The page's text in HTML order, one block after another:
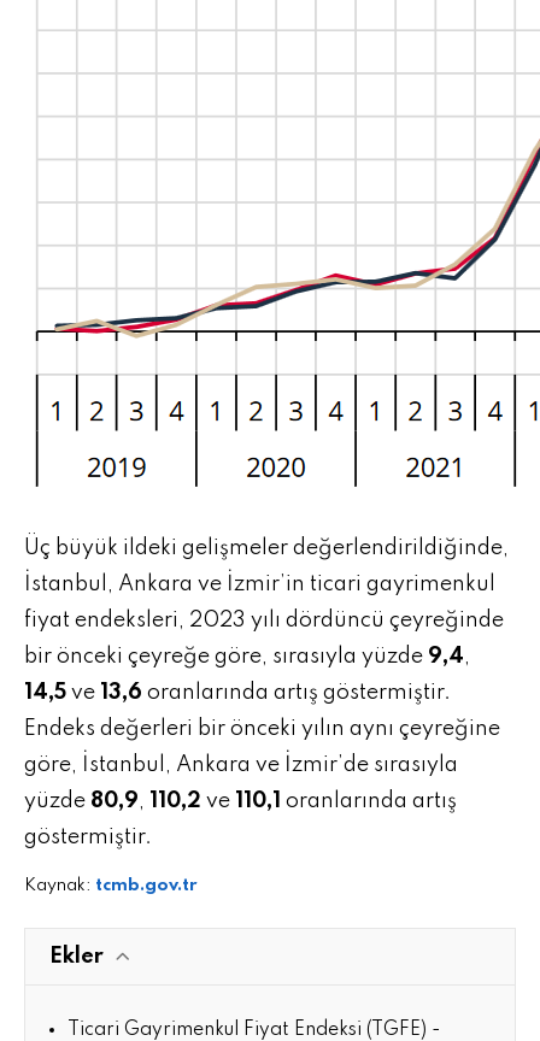
Üç büyük ildeki gelişmeler değerlendirildiğinde,
İstanbul, Ankara ve İzmir’in ticari gayrimenkul
fiyat endeksleri, 2023 yılı dördüncü çeyreğinde
bir önceki çeyreğe göre, sırasıyla yüzde 9,4,
14,5 ve 13,6 oranlarında artış göstermiştir.
Endeks değerleri bir önceki yılın aynı çeyreğine
göre, İstanbul, Ankara ve İzmir’de sırasıyla
yüzde 80,9, 110,2 ve 110,1 oranlarında artış
göstermiştir.
Kaynak: tcmb.gov.tr
Ekler
Ticari Gayrimenkul Fiyat Endeksi (TGFE) -